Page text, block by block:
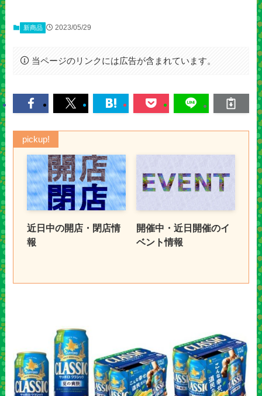
新商品 2023/05/29
当ページのリンクには広告が含まれています。
pickup!
近日中の開店・閉店情
報
開催中・近日開催のイ
ベント情報